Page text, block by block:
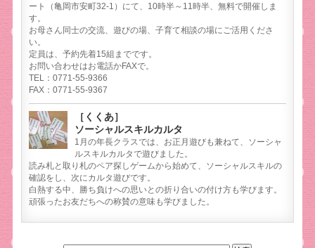
ート（亀岡市安町32-1）にて、10時半～11時半、無料で開催しま
す。
お母さん同士の交流、遊びの場、子育て相談の場にご活用くださ
い。
定員は、予約先着15組までです。
お問い合わせはお電話かFAXで。
TEL：0771-55-9366
FAX：0771-55-9367
［くくあ］
ソーシャルスキルカルタ
1月の年長クラスでは、お正月遊びも兼ねて、ソーシャ
ルスキルカルタで遊びました。
読み札と取り札のペア探しゲームから始めて、ソーシャルスキルの
確認をし、次にカルタ遊びです。
白熱する中、勝ち負けへの思いとの折り合いの付け方も学びます。
頑張ったお友だちへの称賛の意味も学びました。